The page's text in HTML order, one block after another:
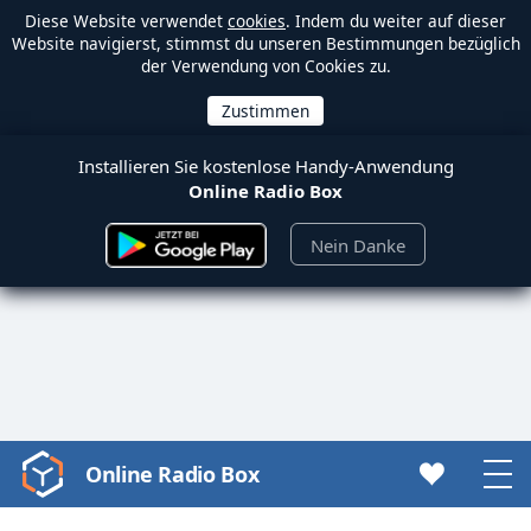
Diese Website verwendet cookies. Indem du weiter auf dieser
Website navigierst, stimmst du unseren Bestimmungen bezüglich
der Verwendung von Cookies zu.
Installieren Sie kostenlose Handy-Anwendung
Online Radio Box
Nein Danke
Video
Player
Online Radio Box